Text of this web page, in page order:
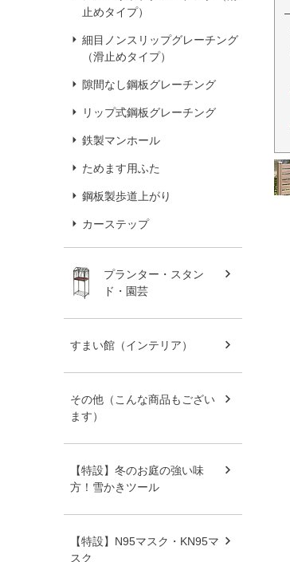
止めタイプ）
細目ノンスリップグレーチング
（滑止めタイプ）
隙間なし鋼板グレーチング
リップ式鋼板グレーチング
鉄製マンホール
ためます用ふた
鋼板製歩道上がり
カーステップ
プランター・スタン
ド・園芸
すまい館（インテリア）
その他（こんな商品もござい
ます）
【特設】冬のお庭の強い味
方！雪かきツール
【特設】N95マスク・KN95マ
スク